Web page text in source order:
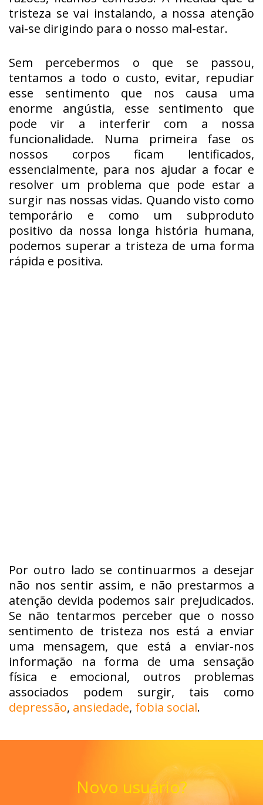
tristeza se vai instalando, a nossa atenção
vai-se dirigindo para o nosso mal-estar.
Sem percebermos o que se passou,
tentamos a todo o custo, evitar, repudiar
esse sentimento que nos causa uma
enorme angústia, esse sentimento que
pode vir a interferir com a nossa
funcionalidade. Numa primeira fase os
nossos corpos ficam lentificados,
essencialmente, para nos ajudar a focar e
resolver um problema que pode estar a
surgir nas nossas vidas. Quando visto como
temporário e como um subproduto
positivo da nossa longa história humana,
podemos superar a tristeza de uma forma
rápida e positiva.
Por outro lado se continuarmos a desejar
não nos sentir assim, e não prestarmos a
atenção devida podemos sair prejudicados.
Se não tentarmos perceber que o nosso
sentimento de tristeza nos está a enviar
uma mensagem, que está a enviar-nos
informação na forma de uma sensação
física e emocional, outros problemas
associados podem surgir, tais como
depressão, ansiedade, fobia social.
Novo usuário?